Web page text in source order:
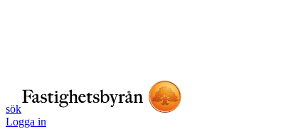
sök
Logga in